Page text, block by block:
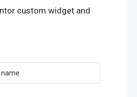
custom widget and